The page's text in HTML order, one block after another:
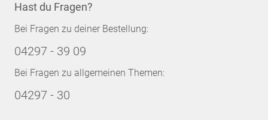
Hast du Fragen?
Bei Fragen zu deiner Bestellung:
04297 - 39 09
Bei Fragen zu allgemeinen Themen:
04297 - 30